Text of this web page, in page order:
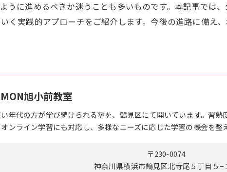
うに進めるべきか迷うことも多いものです。本記事では
く実践的アプローチをご紹介します。今後の進路に備え
旭小前教室
年代の方が学び続けられる塾を、鶴見区にて開いています。習
オンライン学習にも対応し、多様なニーズに応じた学習の機会を整
〒230-0074
神奈川県横浜市鶴見区北寺尾５丁目５−